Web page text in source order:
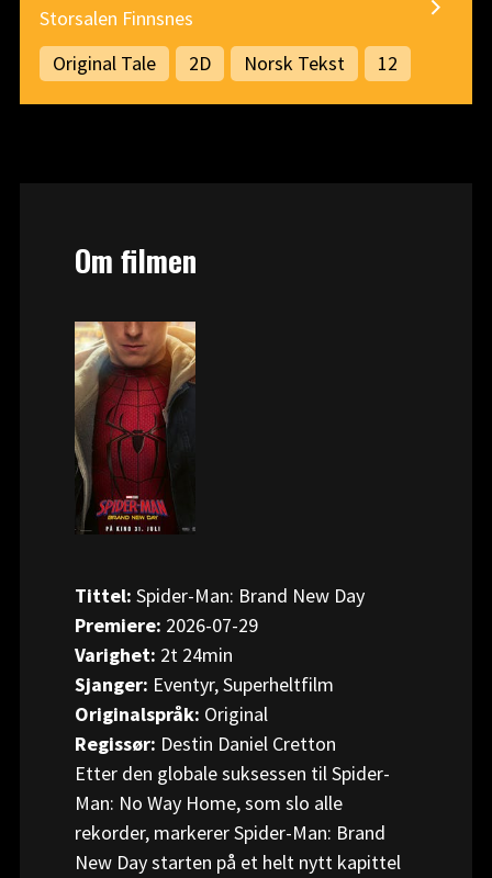
Storsalen Finnsnes
Original Tale
2D Norsk Tekst 12
Om filmen
Tittel: Spider-Man: Brand New Day
Premiere: 2026-07-29
Varighet: 2t 24min
Sjanger: Eventyr, Superheltfilm
Originalspråk: Original
Regissør: Destin Daniel Cretton
Etter den globale suksessen til Spider-
Man: No Way Home, som slo alle
rekorder, markerer Spider-Man: Brand
New Day starten på et helt nytt kapittel